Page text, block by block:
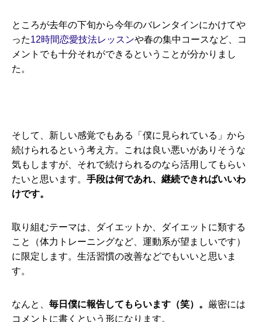
ところが去年の下旬から今年のバレンタインにかけてや
った12時間恋愛技法レッスンや春の集中コースなど、コ
メントでも十分それができるということが分かりまし
た。
そして、新しい感覚でもある「僕に見られている」から
続けられるという考え方。これは良い悪いがありそうな
気もしますが、それで続けられるのなら活用してもらい
たいと思います。 手段は何であれ、継続できればいいわ
けです。
取り組むテーマは、ダイエットか、ダイエットに類する
こと（体力トレーニングなど、運動系が望ましいです）
に限定します。生活習慣の改善などでもいいと思いま
す。
なんと、 毎日僕に報告してもらいます（笑）。 厳密には
コメントに書くという形になります。